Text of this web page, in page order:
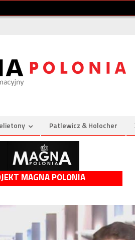
Patlewicz & Holocher
MAGNA POLONIA